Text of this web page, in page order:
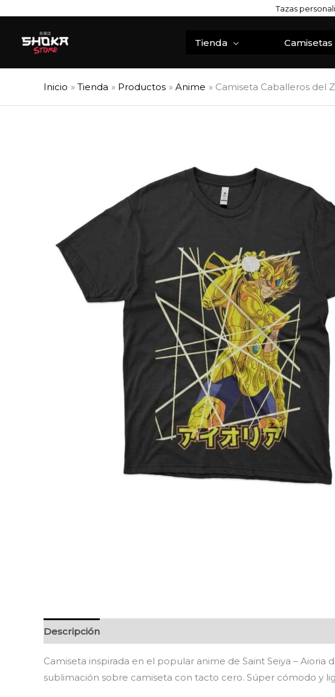
contenido
Tazas
Tienda Camisetas
Inicio Tienda Productos Anime Camiseta Caballeros del
Descripción
Camiseta inspirada en el popular anime de Saint Seiya –
sublimación sobre camiseta con tacto cero. Súper cómodo y